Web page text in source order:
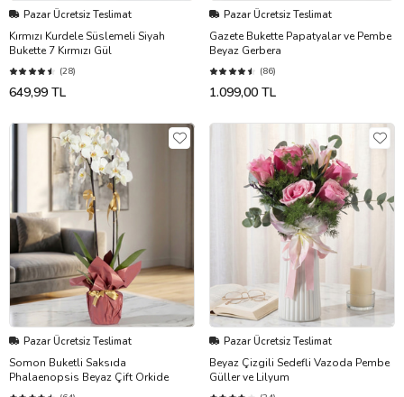
Pazar Ücretsiz Teslimat
Kırmızı Kurdele Süslemeli Siyah
Bukette 7 Kırmızı Gül
(28)
649,99 TL
Pazar Ücretsiz Teslimat
Gazete Bukette Papatyalar ve Pembe
Beyaz Gerbera
(86)
1.099,00 TL
Pazar Ücretsiz Teslimat
Somon Buketli Saksıda
Phalaenopsis Beyaz Çift Orkide
Pazar Ücretsiz Teslimat
Beyaz Çizgili Sedefli Vazoda Pembe
Güller ve Lilyum